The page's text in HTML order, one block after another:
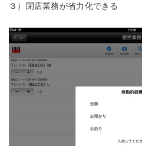
３）閉店業務が省力化できる